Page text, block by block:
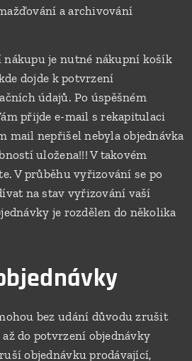
a archivování
nákupu je nutné nákupní košík
dojde k potvrzení
údajů. Po úspěšném
přijde e-mail s rekapitulaci
mail nepřišel nebyla objednávka
uložena!!! V takovém
V průběhu vyřizování se po
na stav vyřizování vaší
je rozdělen do několika
bez udání důvodu zrušit
do potvrzení objednávky
objednávku prodávající,